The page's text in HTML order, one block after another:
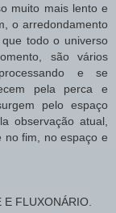
muito mais lento e
o arredondamento
todo o universo
são vários
e se
pela perca e
pelo espaço
observação atual,
no fim, no espaço e
E FLUXONÁRIO.